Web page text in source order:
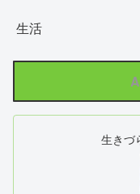
生活
生きづ